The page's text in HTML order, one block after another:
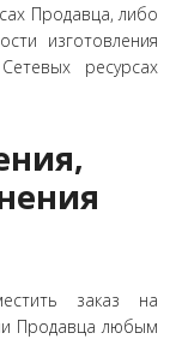
Продавца, либо
изготовления
ресурсах
заказ на
Продавца любым